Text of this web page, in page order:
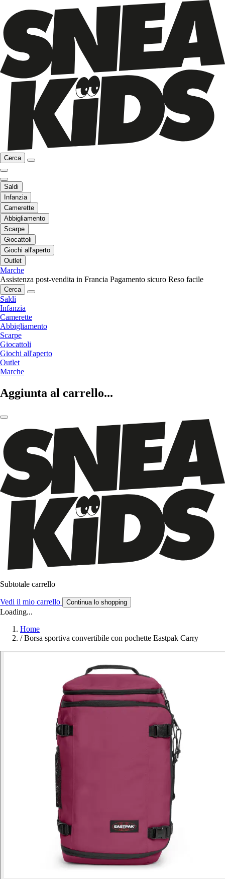
Cerca
Saldi
Infanzia
Camerette
Abbigliamento
Scarpe
Giocattoli
Giochi all'aperto
Outlet
Marche
Assistenza post-vendita in Francia Pagamento sicuro Reso facile
Cerca
Saldi
Infanzia
Camerette
Abbigliamento
Scarpe
Giocattoli
Giochi all'aperto
Outlet
Marche
Aggiunta al carrello...
Subtotale carrello
Vedi il mio carrello Continua lo shopping
Loading...
Home
/ Borsa sportiva convertibile con pochette Eastpak Carry